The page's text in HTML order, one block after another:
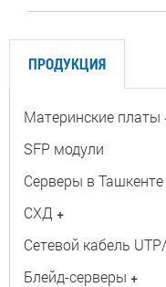
ПРОДУКЦИЯ
Материнские платы
SFP модули
Серверы в Ташкенте
СХД +
Сетевой кабель
Блейд-серверы +